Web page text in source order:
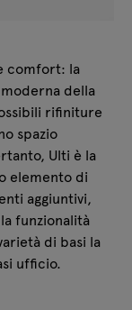
comfort: la
della
rifiniture
spazio
Ulti è la
elemento di
aggiuntivi,
funzionalità
di basi la
ufficio.